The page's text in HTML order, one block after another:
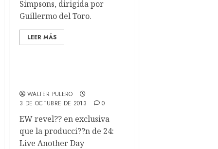
Simpsons, dirigida por
Guillermo del Toro.
LEER MÁS
WALTER PULERO
3 DE OCTUBRE DE 2013
0
EW revel?? en exclusiva
que la producci??n de 24:
Live Another Day